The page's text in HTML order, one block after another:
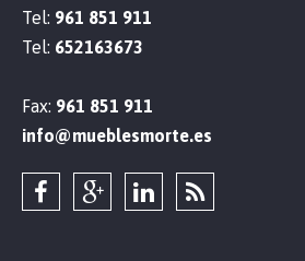
Tel: 961 851 911
Tel: 652163673
Fax: 961 851 911
info@mueblesmorte.es